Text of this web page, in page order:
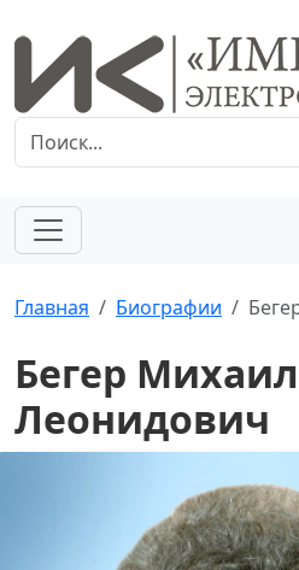
Главная Биографии
Бегер Михаил
Леонидович